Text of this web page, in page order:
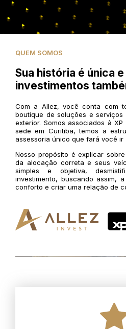
QUEM SOMOS
Sua história é única
investimentos
Com a Allez, você conta com
boutique de soluções e
exterior. Somos associados à
sede em Curitiba, temos a
assessoria único que fará você ir
Nosso propósito é explicar
da alocação correta e seus
simples e objetiva,
investimento, buscando assim,
conforto e criar uma relação de